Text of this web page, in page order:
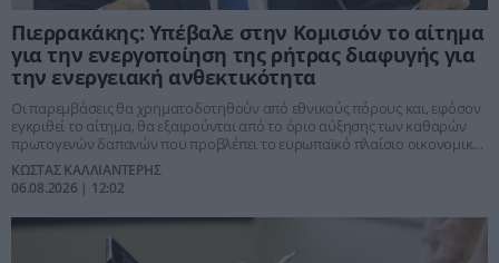
Πιερρακάκης: Υπέβαλε στην Κομισιόν το αίτημα
για την ενεργοποίηση της ρήτρας διαφυγής για
την ενεργειακή ανθεκτικότητα
Οι παρεμβάσεις θα χρηματοδοτηθούν από εθνικούς πόρους και, εφόσον
εγκριθεί το αίτημα, θα εξαιρούνται από το όριο αύξησης των καθαρών
πρωτογενών δαπανών που προβλέπει το ευρωπαϊκό πλαίσιο οικονομικής
διακυβέρνησης
ΚΩΣΤΑΣ ΚΑΛΛΙΑΝΤΕΡΗΣ
06.08.2026 | 12:02